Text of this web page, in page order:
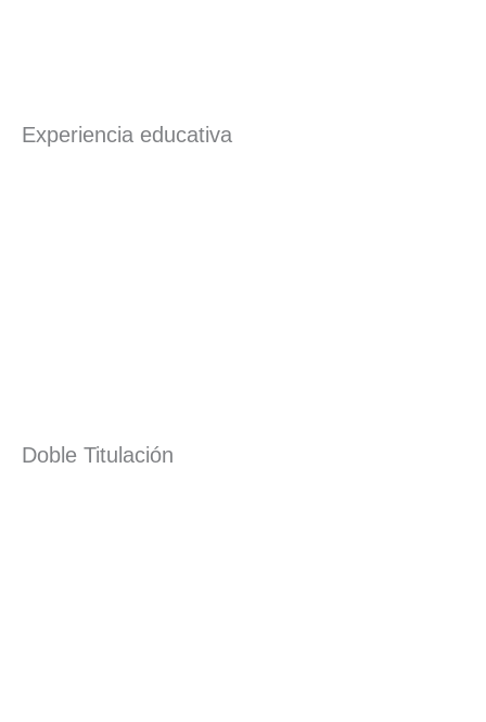
Experiencia educativa
Doble Titulación